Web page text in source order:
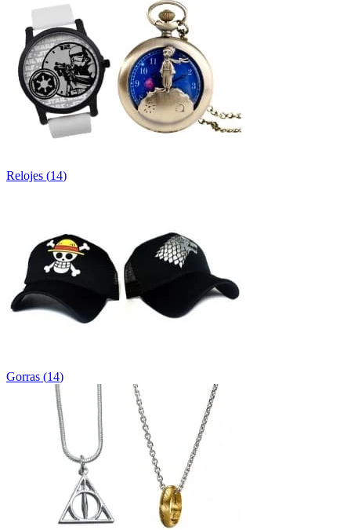
Relojes (14)
Gorras (14)